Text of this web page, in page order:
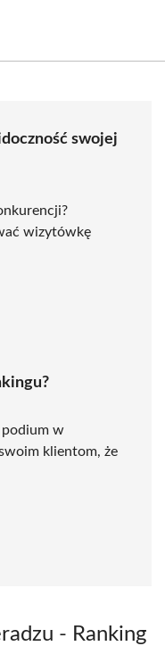
swojej
wizytówkę
podium w
klientom, że
- Ranking